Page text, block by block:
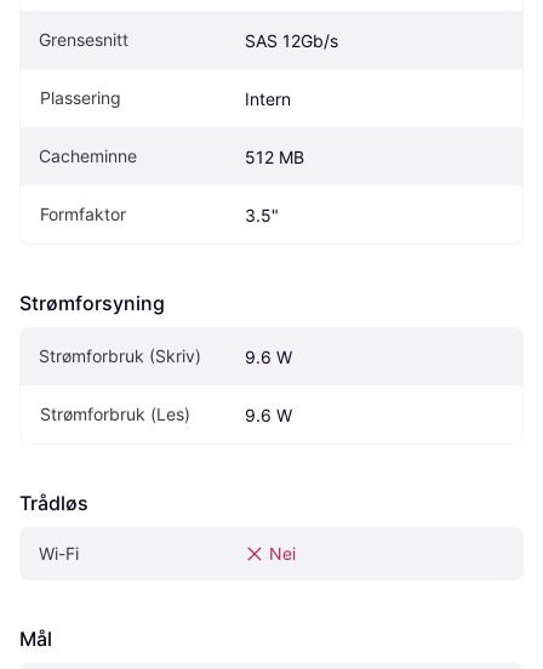
Grensesnitt SAS 12Gb/s
Plassering Intern
Cacheminne 512 MB
Formfaktor 3.5"
Strømforsyning
Strømforbruk (Skriv) 9.6 W
Strømforbruk (Les) 9.6 W
Trådløs
Wi-Fi Nei
Mål